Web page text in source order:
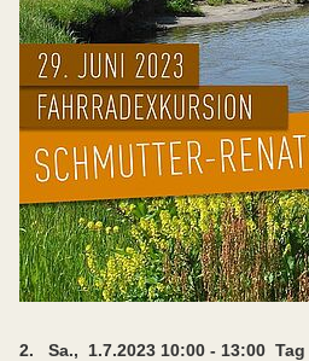
2. Sa., 1.7.2023 10:00 - 13:00